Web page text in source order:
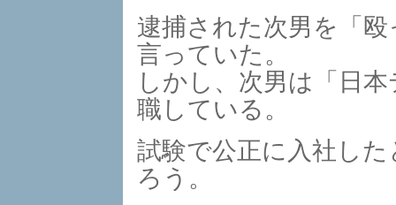
逮捕された次男を「
言っていた。
しかし、次男は「日
職している。
試験で公正に入社し
ろう。